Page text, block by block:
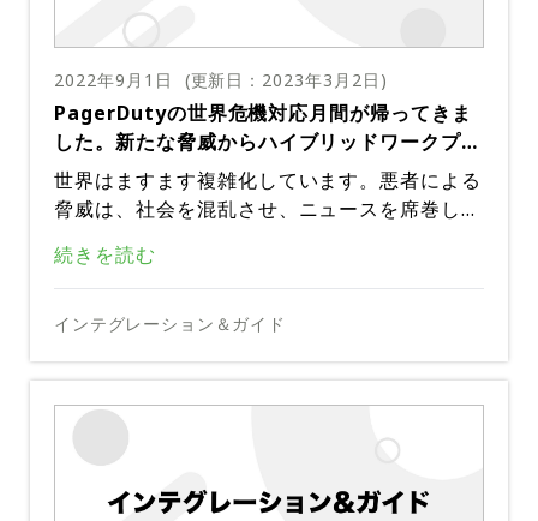
ィーとプライバシーを重視しています。強固な
ゼロトラストセキュリティー対策を導入するこ
とで、企業は顧客との信頼を築き、機密データ
の保護とサイバーリスクの軽減に取り組む姿勢
を示せるのです。
Python – スレッドダンプの実行 全て – アプリ
固有のログファイル
追加のログファイル
デバッグ状態のキャプチャーは、ログアグリゲ
ーターによってキャプチャーされない可能性の
ある任意のファイルから、全体または一部のロ
グを取得できます。
PagerDuty Process Automationは、自動診
断プロジェクトの一環として、アプリと環境の
状態をキャプチャーするための多くの事前構築
す。これらのワークフローは柔軟で拡張性があ
るため、特定のユースケースに対応するように
カスタマイズすることが可能です。
さらに深く掘り下げる
ここでは、インシデントの長期的な解決策を特
定するために役立つ、環境状態のキャプチャー
の具体的な例について詳しく見ていきましょ
ユースケース１– データベースのデバッグを収
集する
Process Automationの SQL RUNステップを
使用して、インラインステートメントを追加す
るか、既存のスクリプトを実行できます。私の
アプリはMariaDB（MySQLのフォーク）なの
発を任されると、ビジネスのコストは非常に大
きくなります。メジャーインシデントと（再発
する）マイナーインシデントの両方で、エンジ
ニアは、インシデント発生時のアプリと環境の
状態の証拠を収集するために、途方もない時間
データの大部分はモニタリングツールにあるた
め永続的に記録されていますが、コンテナのラ
イフタイムにしか利用できない情報を取得する
は、これはkubectl execコマンドを使用して
行われます。適切なパラメーターを指定する
ルを取得して、コマンドの実行を開始して診断
データを取得できます。例えば、ユーザーがJa
してアプリのスレッドダンプを取得できます。
のコストが増加します。
がどこにあるかを通知して、彼らがそのデータ
を見つけて使えるようにします。
ッドでコマンドを実行し、永続的なストレージ
に関する詳細を提供します。
とRunbook Automation ）とオープンソース
順に従って自動化されたランブックをダウンロ
ードして開始できます。
この自動化されたRunbookは、デバッグに必
要なコマンドラインユーティリティー（バイナ
リー）がコンテナイメージに既に含まれている
vaアプリの多くは、コンテナイメージにjstack
ユーティリティーが付属しています。しかし、
デバッグユーティリティーがコンテナイメージ
ように、コンテナが「distro-less」であり、
シェルさえ提供しない場合はどうなりますか？
ここでKubernetesエフェメラルコンテナの出
番です。ポッドの定義を変更したり、ポッドを
再展開したりする必要なく、実行中のポッドに
メカニズムをユーザーに提供します。 プロセ
スの名前空間を共有することで、元のコンテナ
がクラッシュした状態であっても、エフェメラ
バッグユーティリティーを使用できます。 Iva
n Velichkoによるブログで、エフェメラルコ
ンテナとのプロセス名前空間の共有について詳
しく説明しています。
ソース: https://iximiuz.com/en/posts/
kubernetes-ephemeral-containers/
ラルコンテナを適切に活用するには、Kubern
etesクラスターでkubectlコマンドを実行する
ためのアクセスが必要です。そして前述したよ
うに、コマンドを適切に構築する方法を知るに
は、Kubernetesに関する高度な知識が必要で
す。
kubectl debug -it -n ${namespace} -c debu
gger --image=busybox --share-processes
${pod_name} (Kubernetesエフェメラルコン
テナを使うためのサンプル コマンド)
デバッグユーティリティーのないコンテナやdi
stro-lessコンテナを使うユーザーに対応する
ために、私たちは、エフェメラルコンテナの機
このプラグインを私たちは、診断出力をキャプ
2022年9月1日 (更新日： 2023年3月2日 )
PagerDutyの世界危機対応月間が帰ってきま
した。新たな脅威からハイブリッドワークプレ
ースを守るために
世界はますます複雑化しています。悪者による
脅威は、社会を混乱させ、ニュースを席巻し、
ています。COVID-19は、想定外の事態に備え
た計画についていくつかの教訓を与えてくれま
したが、同時に、多くの人が自分の働く場所を
ワークが多くの人にとって現実の仕事形態であ
り続ける中、危機対応と物理的セキュリティー
管理を任務とする専門家は、もはや私たちの大
半が同じ屋根の下で一つの安全プロトコルに従
って働いているわけではない今、深刻な課題に
PagerDutyによるリアルタイムでのオーケス
物理的なセキュリティーシステムで重大な違反
で、どのような事態が発生したかをリアルタイ
ムで理解する必要があります。人間は、複数の
物理的なセキュリティーイベントを同時に監視
することは、機械と同じようにはできません。
デジタル運用の原則をリアルタイムのアラート
のベストプラクティスとFEMAのエリアコマン
ドを、PagerDutyの従来のインシデントレス
私たちの仮想Global Security Operations Ce
練習を重ねることで、反応の素地を作る
9月中は、週替わりの教育テーマ、PD.orgと連
続きを読む
インテグレーション＆ガイド